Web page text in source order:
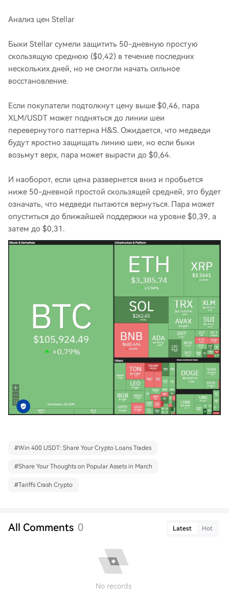
Анализ цен Stellar
Быки Stellar сумели защитить 50-дневную простую
скользящую среднюю ($0,42) в течение последних
нескольких дней, но не смогли начать сильное
восстановление.
Если покупатели подтолкнут цену выше $0,46, пара
XLM/USDT может подняться до линии шеи
перевернутого паттерна H&S. Ожидается, что медведи
будут яростно защищать линию шеи, но если быки
возьмут верх, пара может вырасти до $0,64.
И наоборот, если цена развернется вниз и пробьется
ниже 50-дневной простой скользящей средней, это будет
означать, что медведи пытаются вернуться. Пара может
опуститься до ближайшей поддержки на уровне $0,39, а
затем до $0,31.
#Win 400 USDT: Share Your Crypto Loans Trades
#Share Your Thoughts on Popular Assets in March
#Tariffs Crash Crypto
All Comments 0 Latest Hot
No records